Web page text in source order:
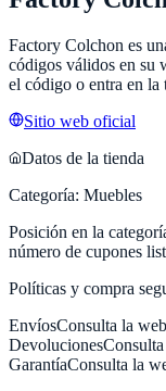
Factory Colchon es
códigos válidos en su
el código o entra en la
Sitio web oficial
Datos de la tienda
Categoría: Muebles
Posición en la
número de cupones
Políticas y compra
EnvíosConsulta la
Devoluciones
GarantíaConsulta la